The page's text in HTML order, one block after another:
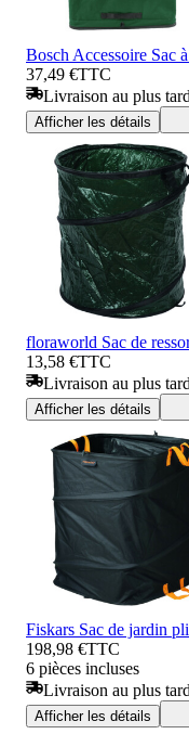
Bosch Accessoire Sac
37,49 €TTC
Livraison au plus
Afficher les détails
floraworld Sac de
13,58 €TTC
Livraison au plus
Afficher les détails
Fiskars Sac de jardin
198,98 €TTC
6 pièces incluses
Livraison au plus
Afficher les détails